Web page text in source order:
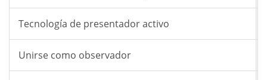
Tecnología de presentador activo
Unirse como observador